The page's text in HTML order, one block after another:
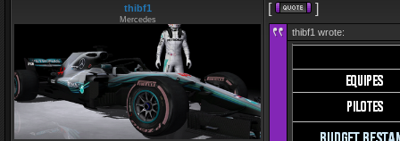
thibf1
Mercedes
[ ]
thibf1 wrote: